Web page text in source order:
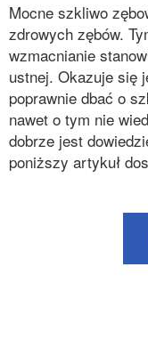
Mocne szkliwo
zdrowych zębów.
wzmacnianie
ustnej. Okazuje się
poprawnie dbać o
nawet o tym nie
dobrze jest
poniższy artykuł